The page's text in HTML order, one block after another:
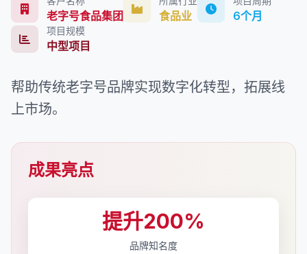
老字号食品集团 食品业 6个月
项目规模
中型项目
帮助传统老字号品牌实现数字化转型，拓展线
上市场。
成果亮点
提升200%
品牌知名度